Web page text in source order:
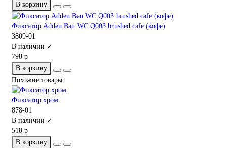
В корзину
Фиксатор Adden Bau WC Q003 brushed cafe (кофе)
3809-01
В наличии ✓
798 р
В корзину
Похожие товары
Фиксатор хром
878-01
В наличии ✓
510 р
В корзину